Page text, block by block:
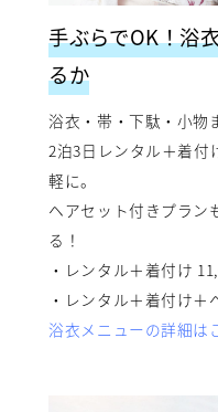
手ぶらでOK！浴
るか
浴衣・帯・下駄・小物
2泊3日レンタル＋着付
軽に。
ヘアセット付きプラン
る！
・レンタル＋着付け
・レンタル＋着付け＋
浴衣メニューの詳細は